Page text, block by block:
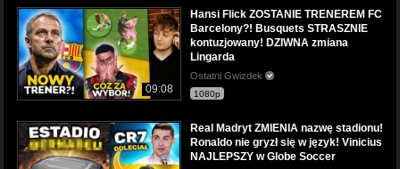
09:08
Hansi Flick ZOSTANIE TRENEREM FC
Barcelony?! Busquets STRASZNIE
kontuzjowany! DZIWNA zmiana
Lingarda
Ostatni Gwizdek
1080p
Real Madryt ZMIENIA nazwę stadionu!
Ronaldo nie gryzł się w język! Vinicius
NAJLEPSZY w Globe Soccer